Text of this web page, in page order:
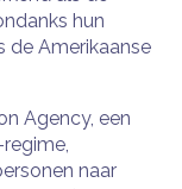
hun
de Amerikaanse
Agency, een
naar